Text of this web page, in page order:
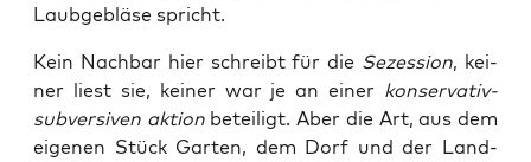
Laub­ge­blä­se spricht.
Kein Nach­bar hier schreibt für die Sezes­si­on, kei­
ner liest sie, kei­ner war je an einer kon­ser­va­tiv-
sub­ver­si­ven akti­onbetei­ligt. Aber die Art, aus dem
eige­nen Stück Gar­ten, dem Dorf und der Land­